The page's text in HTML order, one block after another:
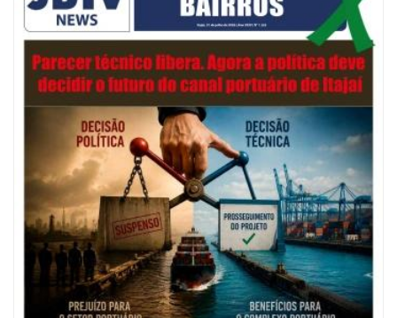
05/08/2026 | 07:00
Salão Nobre Rui Barbosa do Palácio Marcos Konder abrigará gabinete
protocolar do Município
ITAJAÍ